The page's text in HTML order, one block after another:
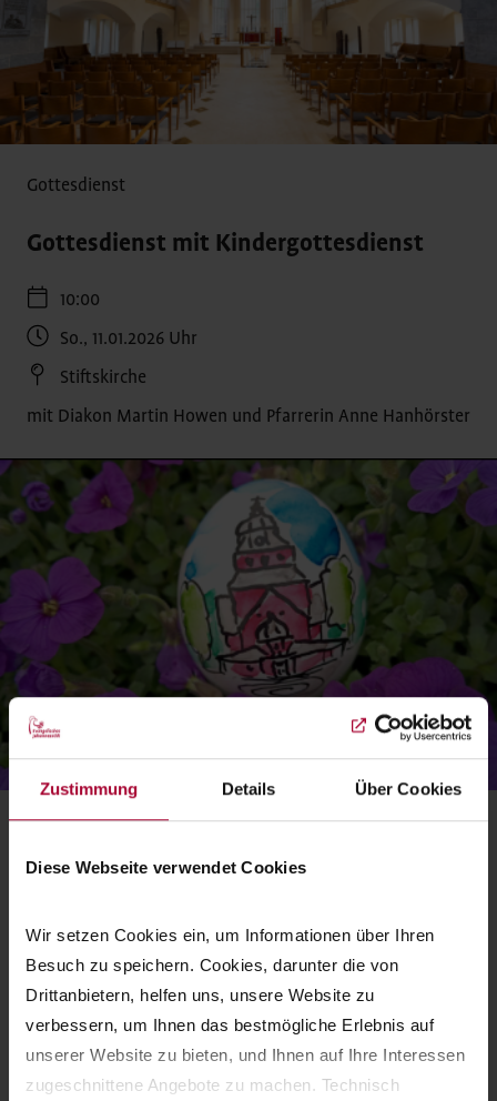
Zustimmung Details Über Cookies
Diese Webseite verwendet Cookies
Wir setzen Cookies ein, um Informationen über Ihren
Besuch zu speichern. Cookies, darunter die von
Drittanbietern, helfen uns, unsere Website zu
verbessern, um Ihnen das bestmögliche Erlebnis auf
unserer Website zu bieten, und Ihnen auf Ihre Interessen
zugeschnittene Angebote zu machen. Technisch
Gottesdienst
Gottesdienst mit Kindergottesdienst
10:00
So., 11.01.2026 Uhr
Stiftskirche
mit Diakon Martin Howen und Pfarrerin Anne Hanhörster
10:00
So., 20.04.2025
Uhr
Stiftskirche